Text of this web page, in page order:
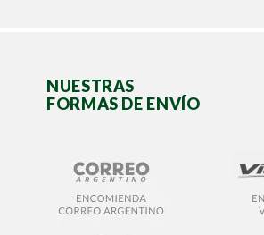
NUESTRAS
FORMAS DE ENVÍO